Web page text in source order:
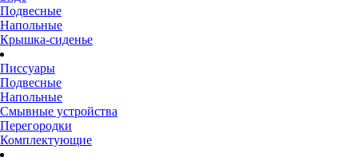
Подвесные
Напольные
Крышка-сиденье
Писсуары
Подвесные
Напольные
Смывные устройства
Перегородки
Комплектующие